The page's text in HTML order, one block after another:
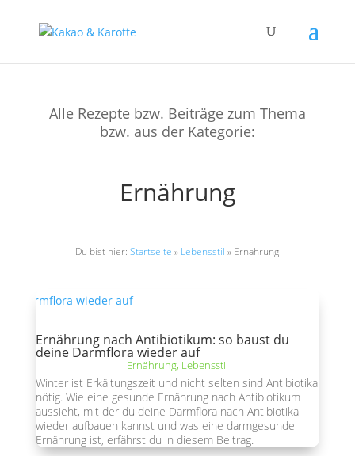
Alle Rezepte bzw. Beiträge zum Thema
bzw. aus der Kategorie:
Ernährung
Du bist hier: Startseite » Lebensstil » Ernährung
Ernährung nach Antibiotikum: so baust du
deine Darmflora wieder auf
Ernährung, Lebensstil
Winter ist Erkältungszeit und nicht selten sind Antibiotika
nötig. Wie eine gesunde Ernährung nach Antibiotikum
aussieht, mit der du deine Darmflora nach Antibiotika
wieder aufbauen kannst und was eine darmgesunde
Ernährung ist, erfährst du in diesem Beitrag.